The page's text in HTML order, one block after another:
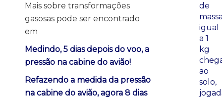
Mais sobre transformações
gasosas pode ser encontrado
em
Medindo, 5 dias depois do voo, a
pressão na cabine do avião!
Refazendo a medida da pressão
na cabine do avião, agora 8 dias
de
igual
a 1
kg
ao
solo,